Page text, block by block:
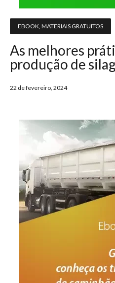
EBOOK, MATERIAIS GRATUITOS
As melhores
produção de
22 de fevereiro, 2024